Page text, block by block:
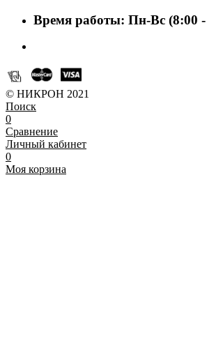
Время работы: Пн-Вс (8:00 -
© НИКРОН 2021
Поиск
0
Сравнение
Личный кабинет
0
Моя корзина